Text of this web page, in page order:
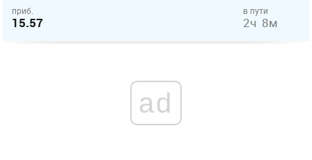
приб.
15.57
в пути
2ч 8м
ad